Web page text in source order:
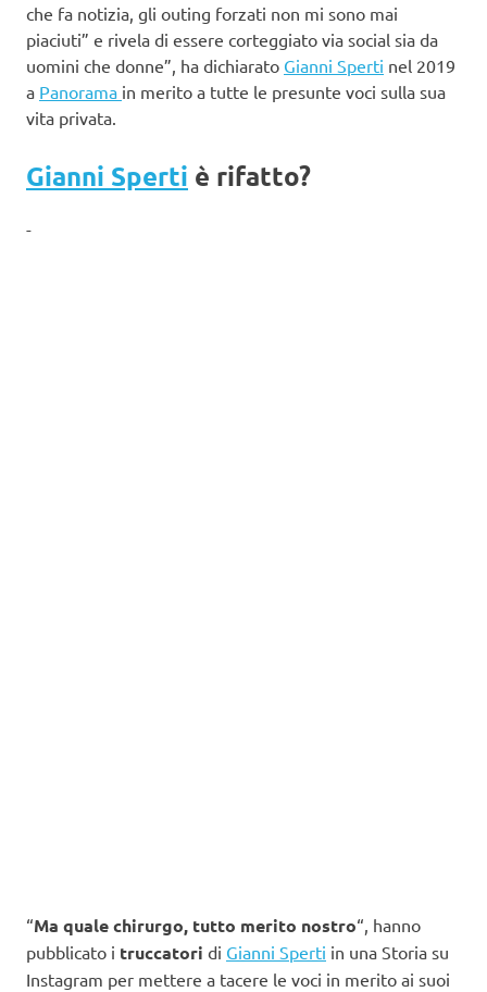
che fa notizia, gli outing forzati non mi sono mai
piaciuti” e rivela di essere corteggiato via social sia da
uomini che donne”, ha dichiarato Gianni Sperti nel 2019
a Panorama in merito a tutte le presunte voci sulla sua
vita privata.
Gianni Sperti è rifatto?
-
“Ma quale chirurgo, tutto merito nostro“, hanno
pubblicato i truccatori di Gianni Sperti in una Storia su
Instagram per mettere a tacere le voci in merito ai suoi